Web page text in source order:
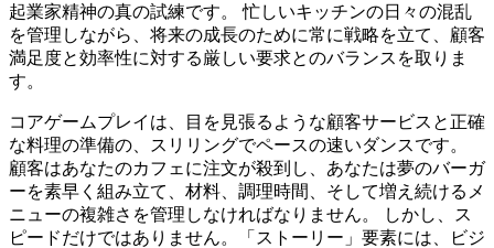
起業家精神の真の試練です。 忙しいキッチンの日々の混乱
を管理しながら、将来の成長のために常に戦略を立て、顧客
満足度と効率性に対する厳しい要求とのバランスを取りま
す。
コアゲームプレイは、目を見張るような顧客サービスと正確
な料理の準備の、スリリングでペースの速いダンスです。
顧客はあなたのカフェに注文が殺到し、あなたは夢のバーガ
ーを素早く組み立て、材料、調理時間、そして増え続けるメ
ニューの複雑さを管理しなければなりません。 しかし、ス
ピードだけではありません。「ストーリー」要素には、ビジ